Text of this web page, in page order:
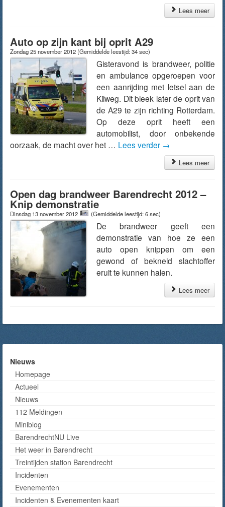
Lees meer
Auto op zijn kant bij oprit A29
Zondag 25 november 2012(Gemiddelde leestijd: 34 sec)
Gisteravond is brandweer, politie
en ambulance opgeroepen voor
een aanrijding met letsel aan de
Kilweg. Dit bleek later de oprit van
de A29 te zijn richting Rotterdam.
Op deze oprit heeft een
automobilist, door onbekende
oorzaak, de macht over het … Lees verder →
Lees meer
Open dag brandweer Barendrecht 2012 –
Knip demonstratie
Dinsdag 13 november 2012 (Gemiddelde leestijd: 6 sec)
De brandweer geeft een
demonstratie van hoe ze een
auto open knippen om een
gewond of bekneld slachtoffer
eruit te kunnen halen.
Lees meer
Nieuws
Homepage
Actueel
Nieuws
112 Meldingen
Miniblog
BarendrechtNU Live
Het weer in Barendrecht
Treintijden station Barendrecht
Incidenten
Evenementen
Incidenten & Evenementen kaart